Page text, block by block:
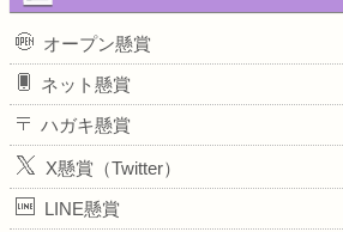
オープン懸賞
ネット懸賞
ハガキ懸賞
X懸賞（Twitter）
LINE懸賞